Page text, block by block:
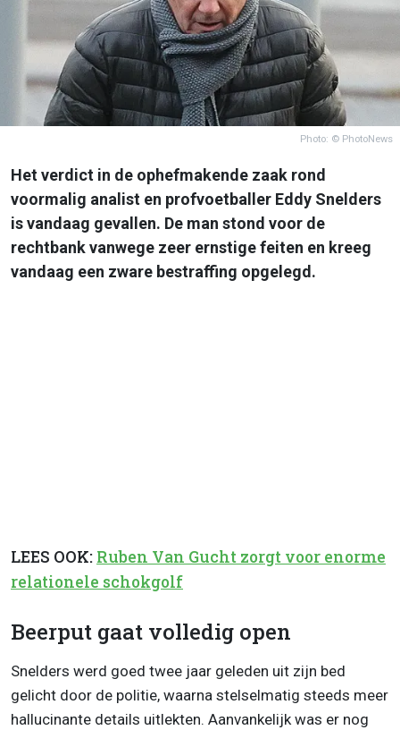
Photo: © PhotoNews
Het verdict in de ophefmakende zaak rond
voormalig analist en profvoetballer Eddy Snelders
is vandaag gevallen. De man stond voor de
rechtbank vanwege zeer ernstige feiten en kreeg
vandaag een zware bestraffing opgelegd.
LEES OOK: Ruben Van Gucht zorgt voor enorme
relationele schokgolf
Beerput gaat volledig open
Snelders werd goed twee jaar geleden uit zijn bed
gelicht door de politie, waarna stelselmatig steeds meer
hallucinante details uitlekten. Aanvankelijk was er nog